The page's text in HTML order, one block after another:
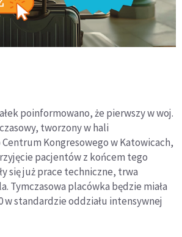
poinformowano, że pierwszy w woj.
tworzony w hali
Kongresowego w Katowicach,
pacjentów z końcem tego
się już prace techniczne, trwa
Tymczasowa placówka będzie miała
w standardzie oddziału intensywnej